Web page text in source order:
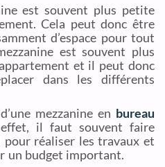
est souvent plus petite
Cela peut donc être
d’espace pour tout
est souvent plus
et il peut donc
dans les différents
mezzanine en bureau
il faut souvent faire
pour réaliser les travaux et
un budget important.